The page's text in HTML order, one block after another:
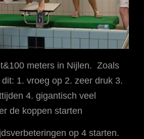
meters in Nijlen. Zoals
1. vroeg op 2. zeer druk 3.
4. gigantisch veel
de koppen starten
op 4 starten.